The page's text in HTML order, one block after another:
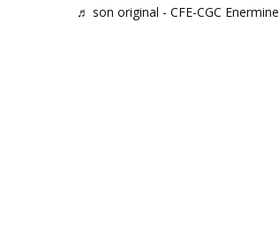
♬ son original - CFE-CGC Enermine